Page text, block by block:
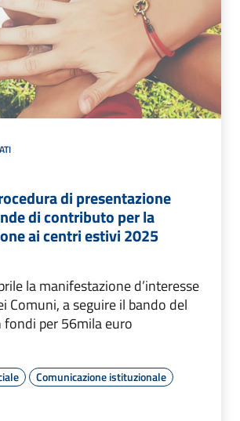
di presentazione
di contributo per la
ai centri estivi 2025
la manifestazione d’interesse
Comuni, a seguire il bando del
fondi per 56mila euro
Comunicazione istituzionale